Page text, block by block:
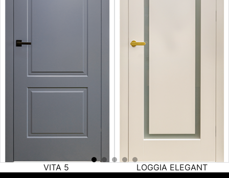
VITA 5 LOGGIA ELEGANT